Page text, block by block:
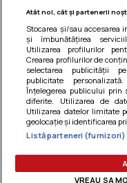
Termeni si conditii |
Atât noi, cât și partenerii
Stocarea și/sau accesarea
și îmbunătățirea
Utilizarea profilurilor
Crearea profilurilor de
selectarea publicității
publicitate
Înțelegerea publicului
diferite. Utilizarea de
Utilizarea datelor limitate
geolocație și identificarea
Listă parteneri (furnizori)
VREAU SA